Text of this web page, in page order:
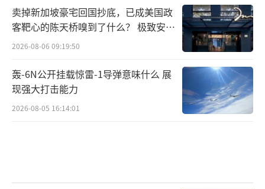
卖掉新加坡豪宅回国抄底，已成美国政
客靶心的陈天桥嗅到了什么？ 极致安全
的追寻
2026-08-06 09:19:50
轰-6N公开挂载惊雷-1导弹意味什么 展
现强大打击能力
2026-08-05 16:14:01